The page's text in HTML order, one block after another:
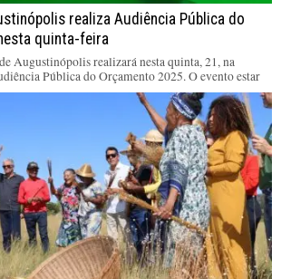
realiza Audiência Pública do
quinta-feira
Augustinópolis realizará nesta quinta, 21, na
Pública do Orçamento 2025. O evento estar